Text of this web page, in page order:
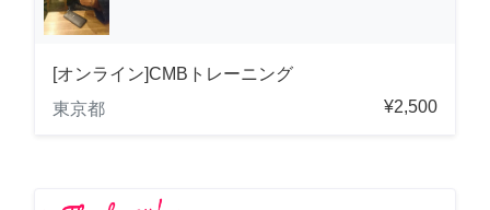
[オンライン]CMBトレーニング
東京都
¥2,500